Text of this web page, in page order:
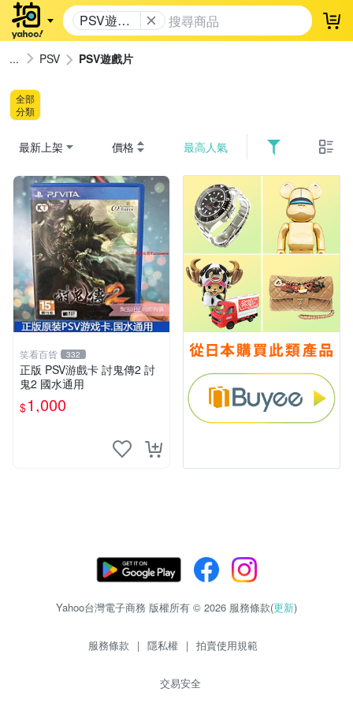
PSV遊戲
片
登
PSV PSV遊戲片
全部
分類
最新上架 價格 最高人氣
笑看百貨 332
正版 PSV游戲卡 討鬼傳2 討
鬼2 國水通用
$1,000
Yahoo台灣電子商務 版權所有 © 2026 服務條款(更新)
服務條款 | 隱私權 | 拍賣使用規範
交易安全